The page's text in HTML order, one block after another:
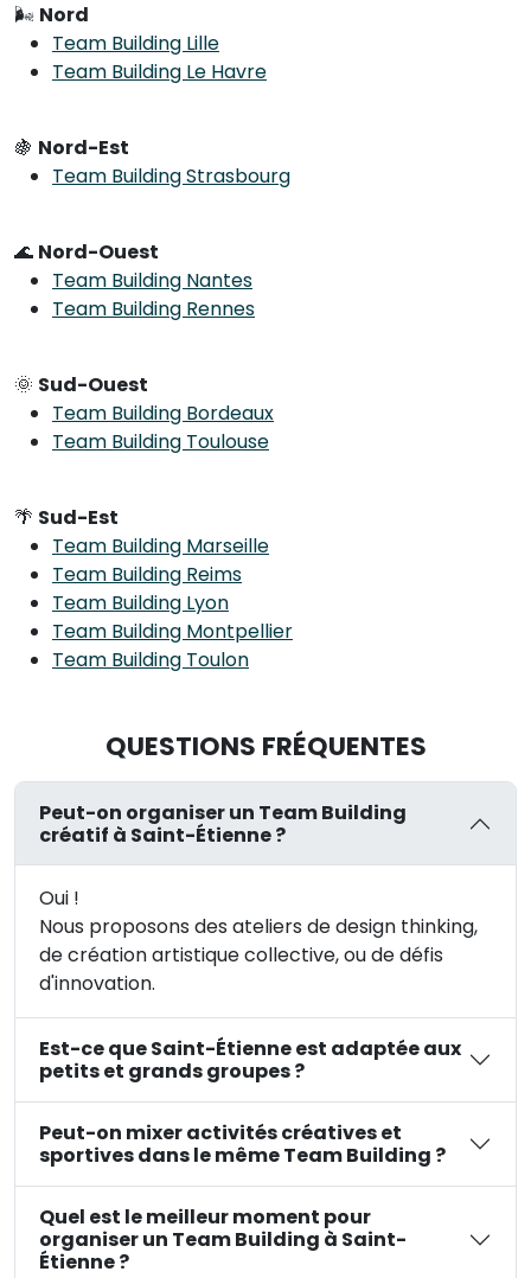
🌬 Nord
Team Building Lille
Team Building Le Havre
🍇 Nord-Est
Team Building Strasbourg
🌊 Nord-Ouest
Team Building Nantes
Team Building Rennes
🌞 Sud-Ouest
Team Building Bordeaux
Team Building Toulouse
🌴 Sud-Est
Team Building Marseille
Team Building Reims
Team Building Lyon
Team Building Montpellier
Team Building Toulon
QUESTIONS FRÉQUENTES
Peut-on organiser un Team Building
créatif à Saint-Étienne ?
Oui !
Nous proposons des ateliers de design thinking,
de création artistique collective, ou de défis
d'innovation.
Est-ce que Saint-Étienne est adaptée aux
petits et grands groupes ?
Peut-on mixer activités créatives et
sportives dans le même Team Building ?
Quel est le meilleur moment pour
organiser un Team Building à Saint-
Étienne ?